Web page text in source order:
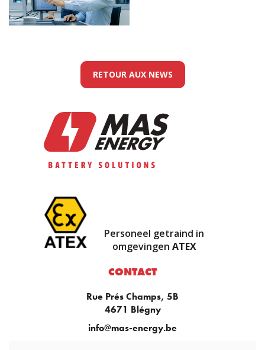
RETOUR AUX NEWS
Personeel getraind in
omgevingen ATEX
CONTACT
Rue Prés Champs, 5B
4671 Blégny
info@mas-energy.be